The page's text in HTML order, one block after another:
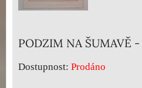
PODZIM NA ŠUMAVĚ -
Dostupnost: Prodáno